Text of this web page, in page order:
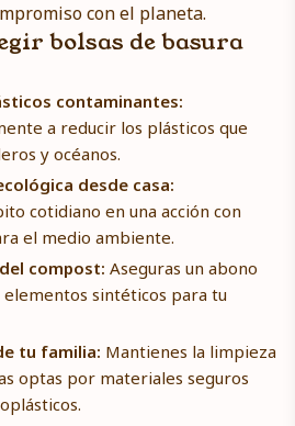
con el planeta.
bolsas de basura
contaminantes:
a reducir los plásticos que
y océanos.
desde casa:
cotidiano en una acción con
el medio ambiente.
compost: Aseguras un abono
sintéticos para tu
tu familia: Mantienes la limpieza
optas por materiales seguros